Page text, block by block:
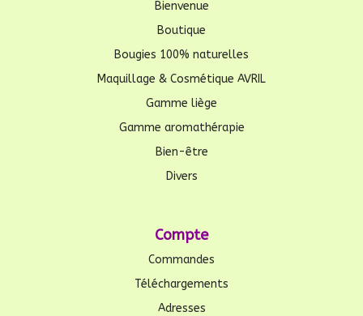
Bienvenue
Boutique
Bougies 100% naturelles
Maquillage & Cosmétique AVRIL
Gamme liège
Gamme aromathérapie
Bien-être
Divers
Compte
Commandes
Téléchargements
Adresses